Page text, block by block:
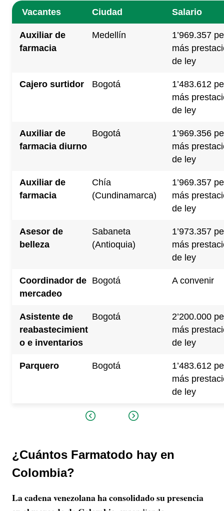
Vacantes Ciudad Salario
Auxiliar de
farmacia
Medellín
1’969.357
más
de ley
Cajero surtidor Bogotá
1’483.612
más
de ley
Auxiliar de
farmacia diurno
Bogotá
1’969.356
más
de ley
Auxiliar de
farmacia
Chía
(Cundinamarca)
1’969.357
más
de ley
Asesor de
belleza
Sabaneta
(Antioquia)
1’973.357
más
de ley
Coordinador de
mercadeo
Bogotá A convenir
Asistente de
reabastecimient
o e inventarios
Bogotá
2’200.000
más
de ley
Parquero Bogotá
1’483.612
más
de ley
¿Cuántos Farmatodo hay en
Colombia?
La cadena venezolana ha consolidado su presencia